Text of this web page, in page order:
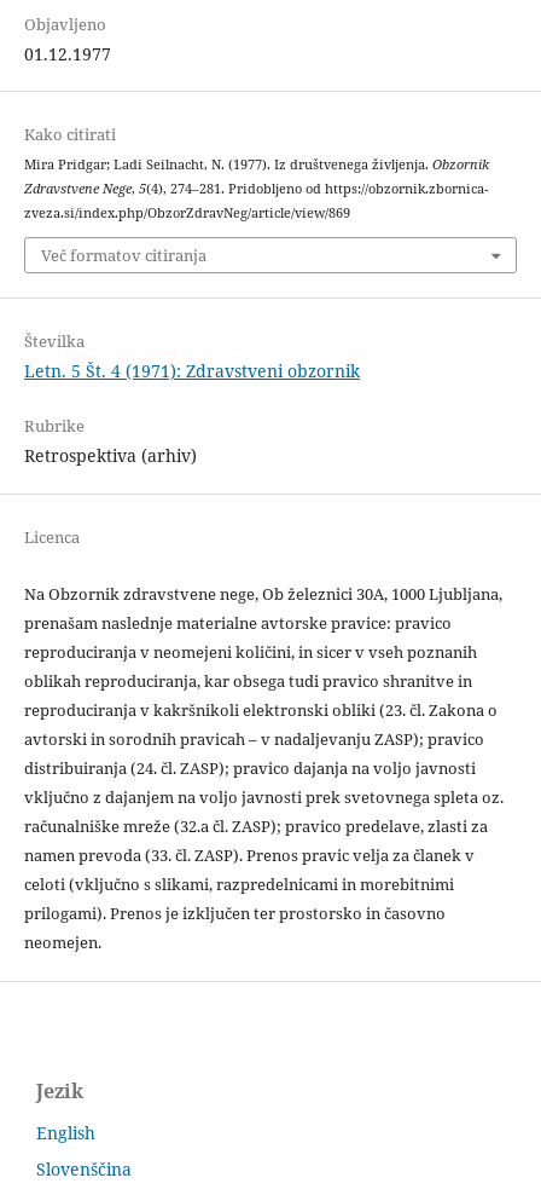
Objavljeno
01.12.1977
Kako citirati
Mira Pridgar; Ladi Seilnacht, N. (1977). Iz društvenega življenja. Obzornik
Zdravstvene Nege, 5(4), 274–281. Pridobljeno od https://obzornik.zbornica-
zveza.si/index.php/ObzorZdravNeg/article/view/869
Več formatov citiranja
Številka
Letn. 5 Št. 4 (1971): Zdravstveni obzornik
Rubrike
Retrospektiva (arhiv)
Licenca
Na Obzornik zdravstvene nege, Ob železnici 30A, 1000 Ljubljana,
prenašam naslednje materialne avtorske pravice: pravico
reproduciranja v neomejeni količini, in sicer v vseh poznanih
oblikah reproduciranja, kar obsega tudi pravico shranitve in
reproduciranja v kakršnikoli elektronski obliki (23. čl. Zakona o
avtorski in sorodnih pravicah – v nadaljevanju ZASP); pravico
distribuiranja (24. čl. ZASP); pravico dajanja na voljo javnosti
vključno z dajanjem na voljo javnosti prek svetovnega spleta oz.
računalniške mreže (32.a čl. ZASP); pravico predelave, zlasti za
namen prevoda (33. čl. ZASP). Prenos pravic velja za članek v
celoti (vključno s slikami, razpredelnicami in morebitnimi
prilogami). Prenos je izključen ter prostorsko in časovno
neomejen.
Jezik
English
Slovenščina